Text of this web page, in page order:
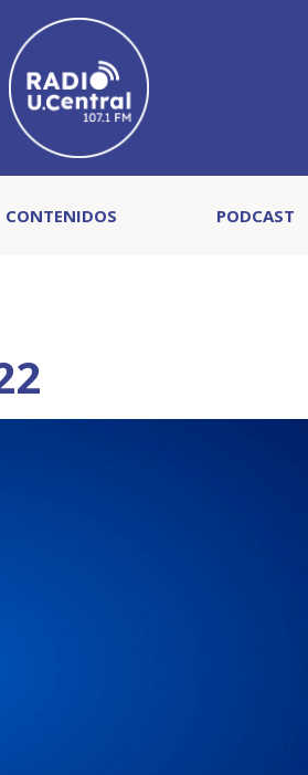
CONTENIDOS PODCAST